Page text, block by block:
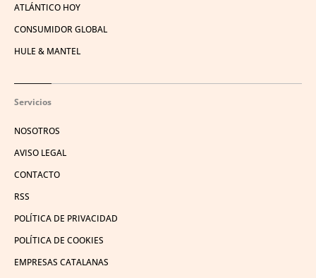
ATLÁNTICO HOY
CONSUMIDOR GLOBAL
HULE & MANTEL
Servicios
NOSOTROS
AVISO LEGAL
CONTACTO
RSS
POLÍTICA DE PRIVACIDAD
POLÍTICA DE COOKIES
EMPRESAS CATALANAS